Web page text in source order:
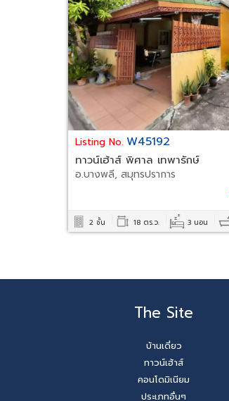
Listing No. W45192
ทาวน์เฮ้าส์ พิศาล เทพารักษ์
อ.บางพลี, สมุทรปราการ
2 ชั้น 18 ตร.ว. 3 นอน
The Site
บ้านเดี่ยว
ทาวน์เฮ้าส์
คอนโดมิเนียม
ประเภทอื่นๆ